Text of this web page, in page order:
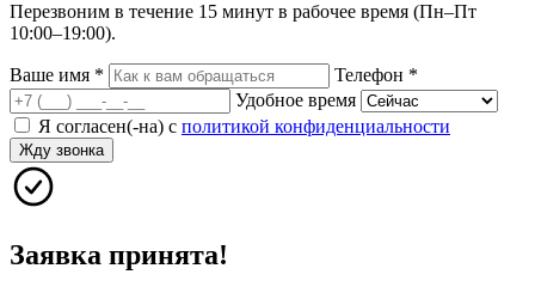
Перезвоним в течение 15 минут в рабочее время (Пн–Пт
10:00–19:00).
Ваше имя * Телефон *
Удобное время
Я согласен(-на) с политикой конфиденциальности
Жду звонка
Заявка принята!